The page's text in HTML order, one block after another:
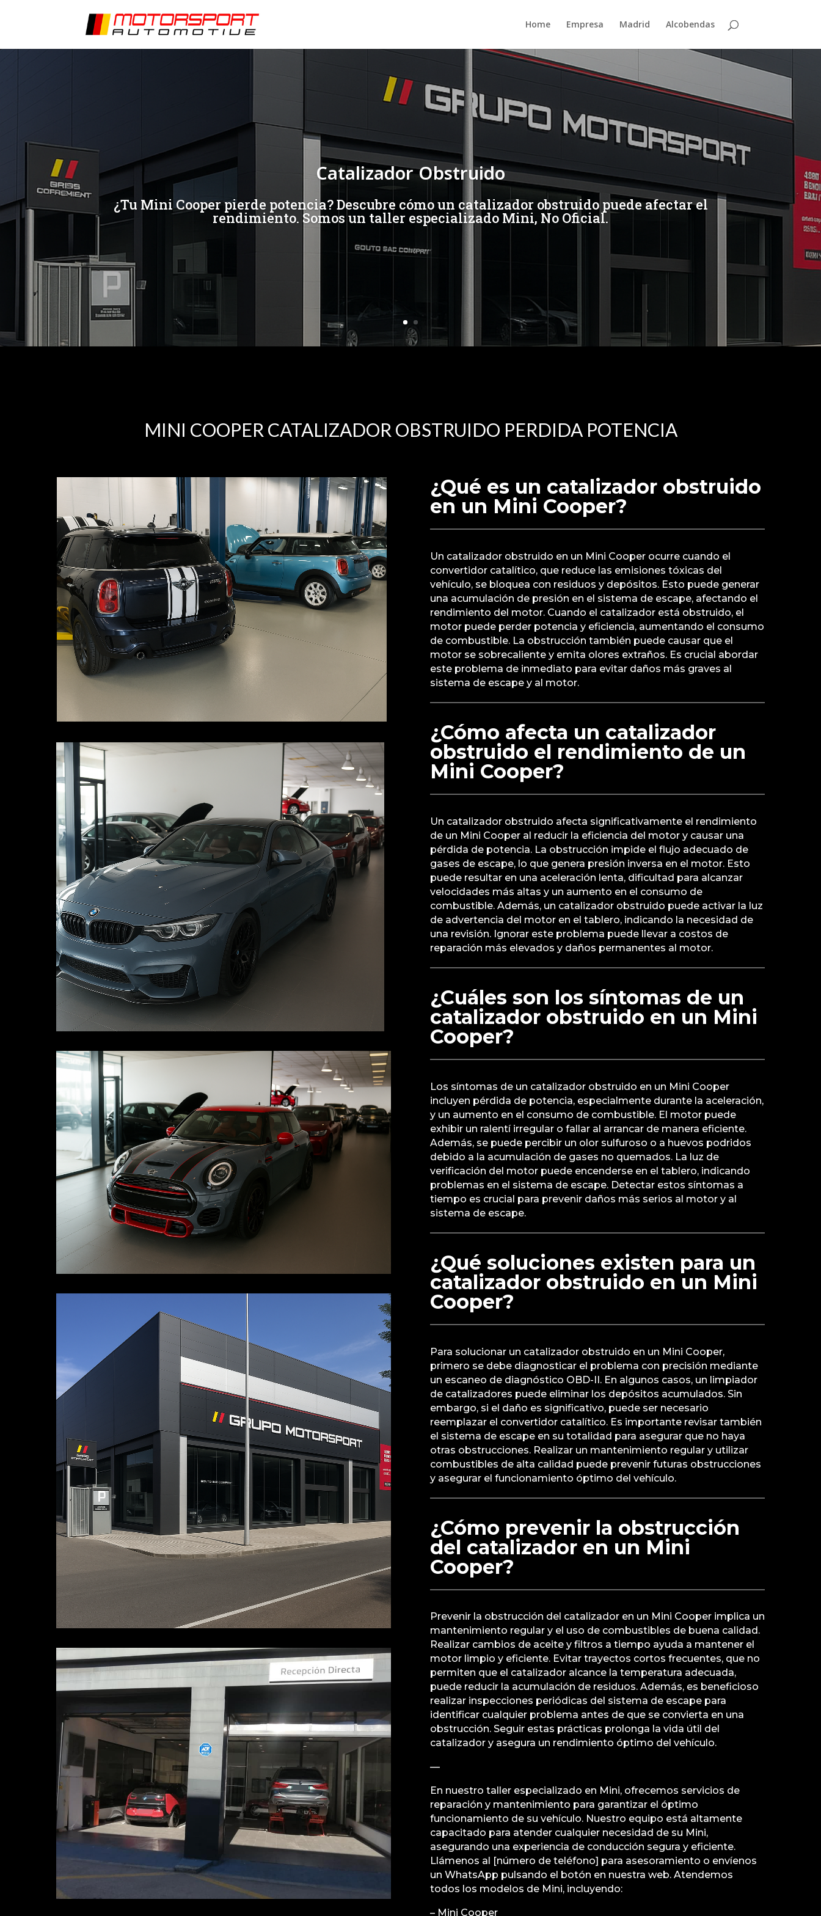
Home Empresa Madrid Alcobendas
Catalizador Obstruido
¿Tu Mini Cooper pierde potencia? Descubre cómo un catalizador obstruido puede afectar el
rendimiento. Somos un taller especializado Mini, No Oficial.
MINI COOPER CATALIZADOR OBSTRUIDO PERDIDA POTENCIA
¿Qué es un catalizador obstruido
en un Mini Cooper?
Un catalizador obstruido en un Mini Cooper ocurre cuando el
convertidor catalítico, que reduce las emisiones tóxicas del
vehículo, se bloquea con residuos y depósitos. Esto puede generar
una acumulación de presión en el sistema de escape, afectando el
rendimiento del motor. Cuando el catalizador está obstruido, el
motor puede perder potencia y eficiencia, aumentando el consumo
de combustible. La obstrucción también puede causar que el
motor se sobrecaliente y emita olores extraños. Es crucial abordar
este problema de inmediato para evitar daños más graves al
sistema de escape y al motor.
¿Cómo afecta un catalizador
obstruido el rendimiento de un
Mini Cooper?
Un catalizador obstruido afecta significativamente el rendimiento
de un Mini Cooper al reducir la eficiencia del motor y causar una
pérdida de potencia. La obstrucción impide el flujo adecuado de
gases de escape, lo que genera presión inversa en el motor. Esto
puede resultar en una aceleración lenta, dificultad para alcanzar
velocidades más altas y un aumento en el consumo de
combustible. Además, un catalizador obstruido puede activar la luz
de advertencia del motor en el tablero, indicando la necesidad de
una revisión. Ignorar este problema puede llevar a costos de
reparación más elevados y daños permanentes al motor.
¿Cuáles son los síntomas de un
catalizador obstruido en un Mini
Cooper?
Los síntomas de un catalizador obstruido en un Mini Cooper
incluyen pérdida de potencia, especialmente durante la aceleración,
y un aumento en el consumo de combustible. El motor puede
exhibir un ralentí irregular o fallar al arrancar de manera eficiente.
Además, se puede percibir un olor sulfuroso o a huevos podridos
debido a la acumulación de gases no quemados. La luz de
verificación del motor puede encenderse en el tablero, indicando
problemas en el sistema de escape. Detectar estos síntomas a
tiempo es crucial para prevenir daños más serios al motor y al
sistema de escape.
¿Qué soluciones existen para un
catalizador obstruido en un Mini
Cooper?
Para solucionar un catalizador obstruido en un Mini Cooper,
primero se debe diagnosticar el problema con precisión mediante
un escaneo de diagnóstico OBD-II. En algunos casos, un limpiador
de catalizadores puede eliminar los depósitos acumulados. Sin
embargo, si el daño es significativo, puede ser necesario
reemplazar el convertidor catalítico. Es importante revisar también
el sistema de escape en su totalidad para asegurar que no haya
otras obstrucciones. Realizar un mantenimiento regular y utilizar
combustibles de alta calidad puede prevenir futuras obstrucciones
y asegurar el funcionamiento óptimo del vehículo.
¿Cómo prevenir la obstrucción
del catalizador en un Mini
Cooper?
Prevenir la obstrucción del catalizador en un Mini Cooper implica un
mantenimiento regular y el uso de combustibles de buena calidad.
Realizar cambios de aceite y filtros a tiempo ayuda a mantener el
motor limpio y eficiente. Evitar trayectos cortos frecuentes, que no
permiten que el catalizador alcance la temperatura adecuada,
puede reducir la acumulación de residuos. Además, es beneficioso
realizar inspecciones periódicas del sistema de escape para
identificar cualquier problema antes de que se convierta en una
obstrucción. Seguir estas prácticas prolonga la vida útil del
catalizador y asegura un rendimiento óptimo del vehículo.
—
En nuestro taller especializado en Mini, ofrecemos servicios de
reparación y mantenimiento para garantizar el óptimo
funcionamiento de su vehículo. Nuestro equipo está altamente
capacitado para atender cualquier necesidad de su Mini,
asegurando una experiencia de conducción segura y eficiente.
Llámenos al [número de teléfono] para asesoramiento o envíenos
un WhatsApp pulsando el botón en nuestra web. Atendemos
todos los modelos de Mini, incluyendo:
– Mini Cooper